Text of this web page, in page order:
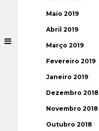
Maio 2019
Abril 2019
Março 2019
Fevereiro 2019
Janeiro 2019
Dezembro 2018
Novembro 2018
Outubro 2018